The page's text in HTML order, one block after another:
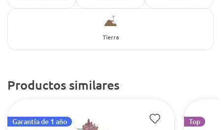
Tierra
Productos similares
Garantía de 1 año
Top